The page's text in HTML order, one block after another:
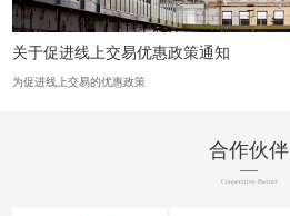
关于促进线上交易优惠政策通知
为促进线上交易的优惠政策
合作伙伴
Cooperative Partner